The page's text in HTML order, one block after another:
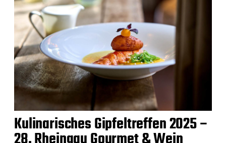
Kulinarisches Gipfeltreffen 2025 –